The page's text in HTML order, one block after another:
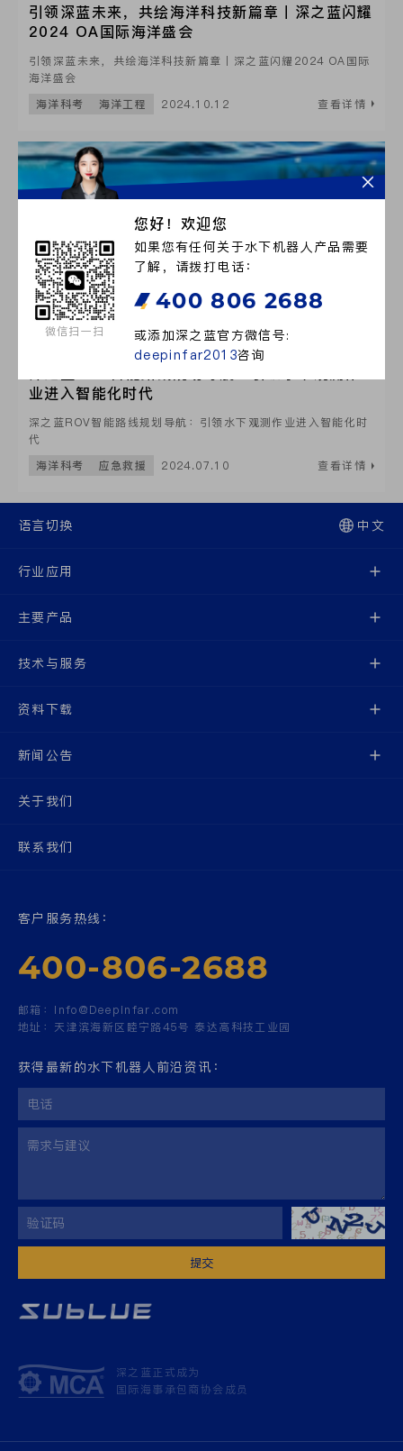
引领深蓝未来，共绘海洋科技新篇章丨深之蓝闪耀
2024 OA国际海洋盛会
引领深蓝未来，共绘海洋科技新篇章丨深之蓝闪耀2024 OA国际
海洋盛会
海洋科考
海洋工程 2024.10.12 查看详情
业进入智能化时代
深之蓝ROV智能路线规划导航：引领水下观测作业进入智能化时
代
海洋科考
应急救援 2024.07.10 查看详情
语言切换 中文
行业应用
主要产品
技术与服务
资料下载
新闻公告
关于我们
联系我们
客户服务热线：
400-806-2688
邮箱： Info@Deepinfar.com
地址： 天津滨海新区睦宁路45号 泰达高科技工业园
获得最新的水下机器人前沿资讯：
提交
深之蓝正式成为
国际海事承包商协会成员
微信扫一扫
您好！欢迎您
如果您有任何关于水下机器人产品需要
了解，请拨打电话：
400 806 2688
或添加深之蓝官方微信号:
deepinfar2013咨询